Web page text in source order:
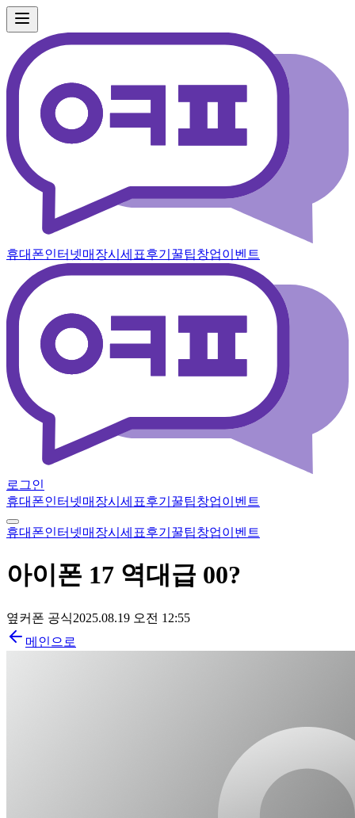
휴대폰인터넷매장시세표후기 꿀팁창업이벤트
로그인
휴대폰인터넷매장시세표후기 꿀팁창업이벤트
휴대폰인터넷매장시세표후기 꿀팁창업이벤트
아이폰 17 역대급 00?
옆커폰 공식2025.08.19 오전 12:55
메인으로